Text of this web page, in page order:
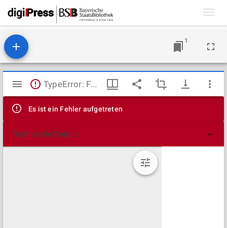
1
Mirador
Viewer
TypeError: Failed to fetch
Es ist ein Fehler aufgetreten
Technische Details